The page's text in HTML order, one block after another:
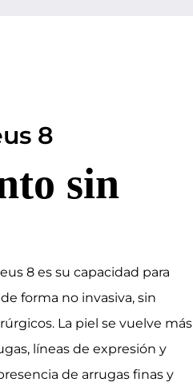
8
sin
8 es su capacidad para
forma no invasiva, sin
La piel se vuelve más
líneas de expresión y
de arrugas finas y